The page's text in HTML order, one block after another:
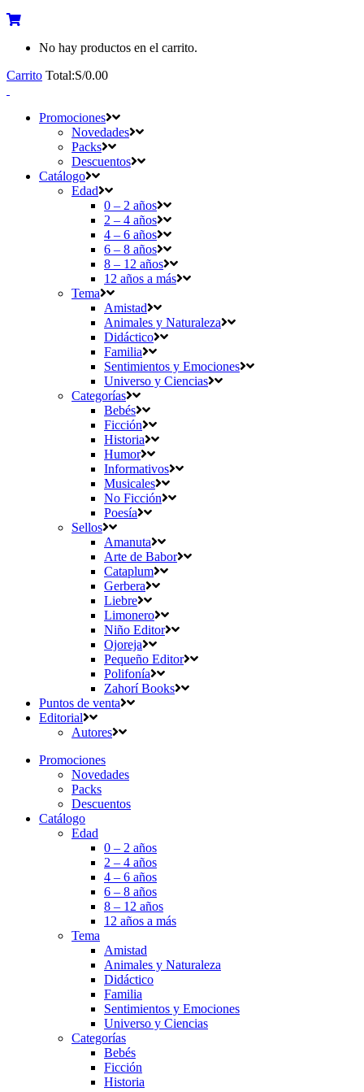
No hay productos en el carrito.
Carrito Total:S/0.00
Promociones
Novedades
Packs
Descuentos
Catálogo
Edad
0 – 2 años
2 – 4 años
4 – 6 años
6 – 8 años
8 – 12 años
12 años a más
Tema
Amistad
Animales y Naturaleza
Didáctico
Familia
Sentimientos y Emociones
Universo y Ciencias
Categorías
Bebés
Ficción
Historia
Humor
Informativos
Musicales
No Ficción
Poesía
Sellos
Amanuta
Arte de Babor
Cataplum
Gerbera
Liebre
Limonero
Niño Editor
Ojoreja
Pequeño Editor
Polifonía
Zahorí Books
Puntos de venta
Editorial
Autores
Promociones
Novedades
Packs
Descuentos
Catálogo
Edad
0 – 2 años
2 – 4 años
4 – 6 años
6 – 8 años
8 – 12 años
12 años a más
Tema
Amistad
Animales y Naturaleza
Didáctico
Familia
Sentimientos y Emociones
Universo y Ciencias
Categorías
Bebés
Ficción
Historia